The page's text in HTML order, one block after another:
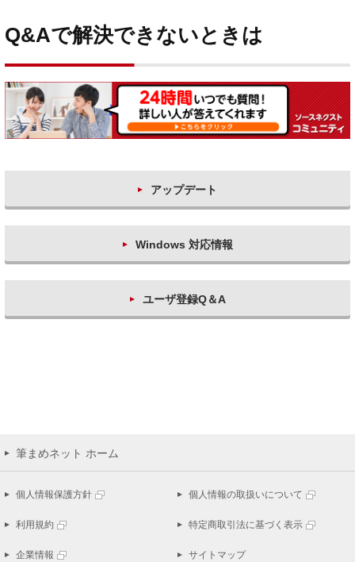
Q&Aで解決できないときは
アップデート
Windows 対応情報
ユーザ登録Q＆A
筆まめネット ホーム
個人情報保護方針 個人情報の取扱いについて
利用規約 特定商取引法に基づく表示
企業情報 サイトマップ